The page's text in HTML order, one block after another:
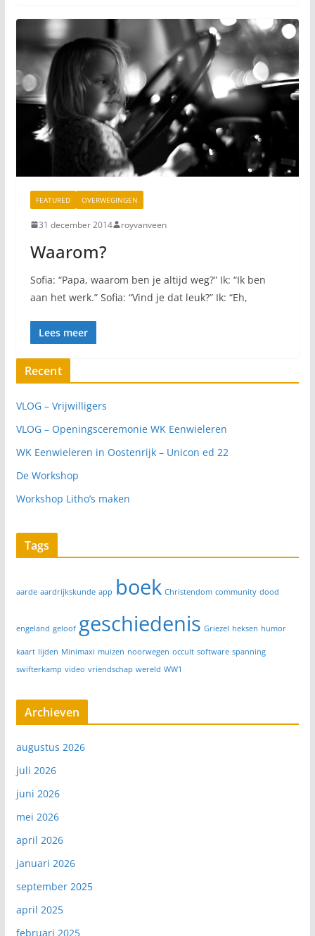
FEATURED OVERWEGINGEN
31 december 2014 royvanveen
Waarom?
Sofia: “Papa, waarom ben je altijd weg?” Ik: “Ik ben
aan het werk.” Sofia: “Vind je dat leuk?” Ik: “Eh,
Lees meer
Recent
VLOG – Vrijwilligers
VLOG – Openingsceremonie WK Eenwieleren
WK Eenwieleren in Oostenrijk – Unicon ed 22
De Workshop
Workshop Litho’s maken
Tags
aarde aardrijkskunde app boek Christendom community dood
engeland geloof geschiedenis Griezel heksen humor
kaart lijden Minimaxi muizen noorwegen occult software spanning
swifterkamp video vriendschap wereld WW1
Archieven
augustus 2026
juli 2026
juni 2026
mei 2026
april 2026
januari 2026
september 2025
april 2025
februari 2025